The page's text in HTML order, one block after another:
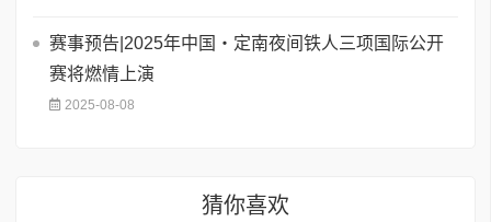
赛事预告|2025年中国・定南夜间铁人三项国际公开
赛将燃情上演
2025-08-08
猜你喜欢